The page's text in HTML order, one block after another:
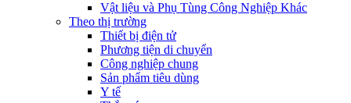
Vật liệu và Phụ Tùng Công Nghiệp Khác
Theo thị trường
Thiết bị điện tử
Phương tiện di chuyển
Công nghiệp chung
Sản phẩm tiêu dùng
Y tế